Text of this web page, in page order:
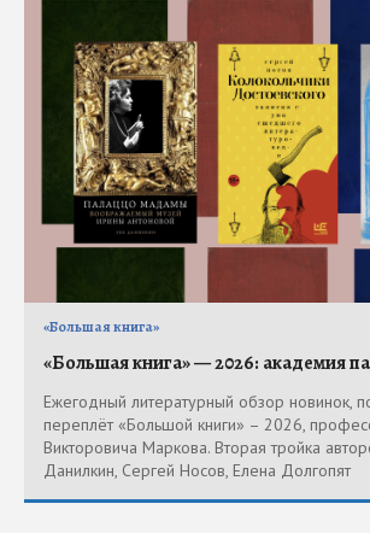
«Большая книга»
«Большая книга» — 2026: академия
Ежегодный литературный обзор новинок,
переплёт «Большой книги» – 2026,
Викторовича Маркова. Вторая тройка
Данилкин, Сергей Носов, Елена Долгопят